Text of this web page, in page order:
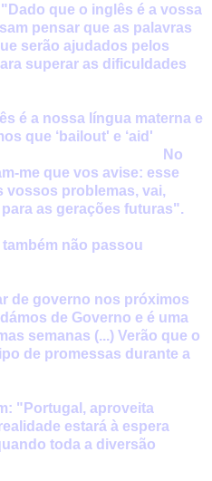
que o inglês é a vossa
pensar que as palavras
serão ajudados pelos
superar as dificuldades
é a nossa língua materna e
que ‘bailout' e ‘aid'
No
me que vos avise: esse
vossos problemas, vai,
as gerações futuras".
não passou
de governo nos próximos
de Governo e é uma
semanas (...) Verão que o
de promessas durante a
"Portugal, aproveita
estará à espera
toda a diversão